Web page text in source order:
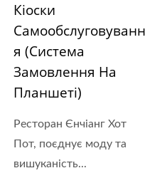
Кіоски
Самообслуговуванн
Я (Система
Замовлення На
Планшеті)
Ресторан Єнчіанг Хот
Пот, поєднує моду та
вишуканість...